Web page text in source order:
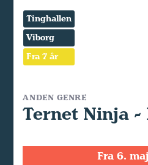
Tinghallen
Viborg
Fra 7 år
ANDEN GENRE
Ternet Ninja -
Fra 6.